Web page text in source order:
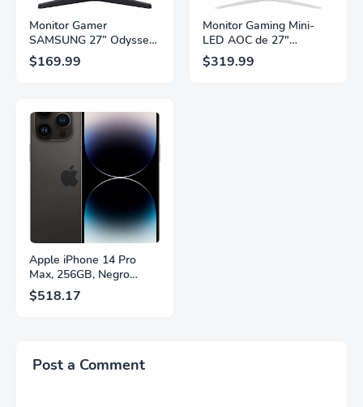
Monitor Gamer
SAMSUNG 27” Odyssey
G5 G53F con Resolución
QHD, HDR10,
Panel IPS, AMD
FreeSync™ Premium,
Ecualizador Negro,
Cambio Automático de
Fuente,
LS27FG532ENXZA
$169.99
Monitor Gaming Mini-
LED AOC de 27"
Pulgadas, QHD
2560×1440, 320Hz, 1ms
$319.99
Apple iPhone 14 Pro
Max, 256GB, Negro
Espacial - Desbloqueado
(Renovado)
$518.17
Post a Comment